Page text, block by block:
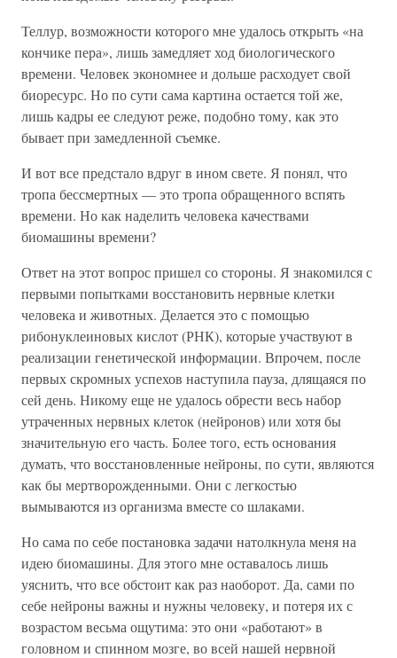
Теллур, возможности которого мне удалось открыть «на
кончике пера», лишь замедляет ход биологического
времени. Человек экономнее и дольше расходует свой
биоресурс. Но по сути сама картина остается той же,
лишь кадры ее следуют реже, подобно тому, как это
бывает при замедленной съемке.
И вот все предстало вдруг в ином свете. Я понял, что
тропа бессмертных — это тропа обращенного вспять
времени. Но как наделить человека качествами
биомашины времени?
Ответ на этот вопрос пришел со стороны. Я знакомился с
первыми попытками восстановить нервные клетки
человека и животных. Делается это с помощью
рибонуклеиновых кислот (РНК), которые участвуют в
реализации генетической информации. Впрочем, после
первых скромных успехов наступила пауза, длящаяся по
сей день. Никому еще не удалось обрести весь набор
утраченных нервных клеток (нейронов) или хотя бы
значительную его часть. Более того, есть основания
думать, что восстановленные нейроны, по сути, являются
как бы мертворожденными. Они с легкостью
вымываются из организма вместе со шлаками.
Но сама по себе постановка задачи натолкнула меня на
идею биомашины. Для этого мне оставалось лишь
уяснить, что все обстоит как раз наоборот. Да, сами по
себе нейроны важны и нужны человеку, и потеря их с
возрастом весьма ощутима: это они «работают» в
головном и спинном мозге, во всей нашей нервной